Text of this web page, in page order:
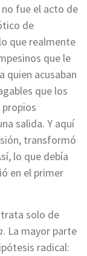
no fue el acto de
de
que realmente
que le
quien acusaban
que los
propios
salida. Y aquí
transformó
lo que debía
en el primer
solo de
. La mayor parte
radical: